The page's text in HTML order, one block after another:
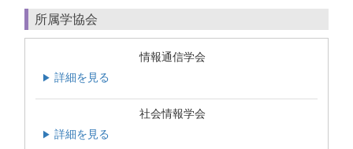
所属学協会
情報通信学会
▶ 詳細を見る
社会情報学会
▶ 詳細を見る